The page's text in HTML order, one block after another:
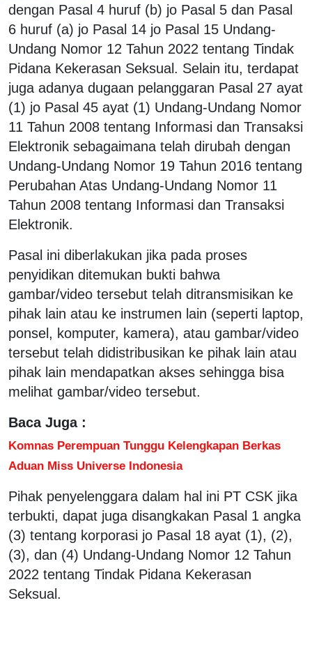
dengan Pasal 4 huruf (b) jo Pasal 5 dan Pasal
6 huruf (a) jo Pasal 14 jo Pasal 15 Undang-
Undang Nomor 12 Tahun 2022 tentang Tindak
Pidana Kekerasan Seksual. Selain itu, terdapat
juga adanya dugaan pelanggaran Pasal 27 ayat
(1) jo Pasal 45 ayat (1) Undang-Undang Nomor
11 Tahun 2008 tentang Informasi dan Transaksi
Elektronik sebagaimana telah dirubah dengan
Undang-Undang Nomor 19 Tahun 2016 tentang
Perubahan Atas Undang-Undang Nomor 11
Tahun 2008 tentang Informasi dan Transaksi
Elektronik.
Pasal ini diberlakukan jika pada proses
penyidikan ditemukan bukti bahwa
gambar/video tersebut telah ditransmisikan ke
pihak lain atau ke instrumen lain (seperti laptop,
ponsel, komputer, kamera), atau gambar/video
tersebut telah didistribusikan ke pihak lain atau
pihak lain mendapatkan akses sehingga bisa
melihat gambar/video tersebut.
Baca Juga :
Komnas Perempuan Tunggu Kelengkapan Berkas
Aduan Miss Universe Indonesia
Pihak penyelenggara dalam hal ini PT CSK jika
terbukti, dapat juga disangkakan Pasal 1 angka
(3) tentang korporasi jo Pasal 18 ayat (1), (2),
(3), dan (4) Undang-Undang Nomor 12 Tahun
2022 tentang Tindak Pidana Kekerasan
Seksual.